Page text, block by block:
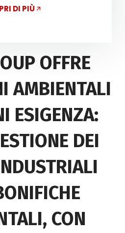
DI PIÙ
OFFRE
AMBIENTALI
ESIGENZA:
DEI
CON